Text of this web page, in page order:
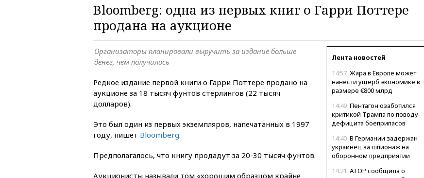
Bloomberg: одна из первых книг о Гарри Поттере
продана на аукционе
Лента новостей
14:57 Жара в Европе может
нанести ущерб экономике в
размере €800 млрд
14:49 Пентагон озаботился
критикой Трампа по поводу
дефицита боеприпасов
14:40 В Германии задержан
украинец за шпионаж на
оборонном предприятии
14:21 АТОР сообщила о
Организаторы планировали выручить за издание больше
денег, чем получилось
Редкое издание первой книги о Гарри Поттере продано на
аукционе за 18 тысяч фунтов стерлингов (22 тысяч
долларов).
Это был один из первых экземпляров, напечатанных в 1997
году, пишет Bloomberg.
Предполагалось, что книгу продадут за 20-30 тысяч фунтов.
Аукционисты называли том «хорошим образцом крайне